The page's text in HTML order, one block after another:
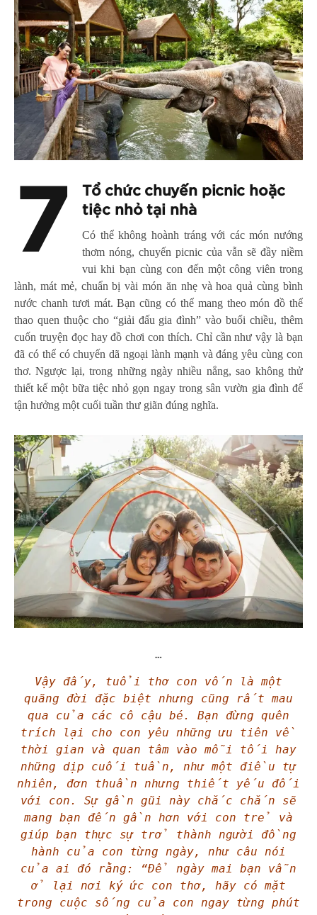
7
Tổ chức chuyến picnic hoặc
tiệc nhỏ tại nhà
Có thể không hoành tráng với các món nướng
thơm nóng, chuyến picnic của vẫn sẽ đầy niềm
vui khi bạn cùng con đến một công viên trong
lành, mát mẻ, chuẩn bị vài món ăn nhẹ và hoa quả cùng bình
nước chanh tươi mát. Bạn cũng có thể mang theo món đồ thể
thao quen thuộc cho “giải đấu gia đình” vào buổi chiều, thêm
cuốn truyện đọc hay đồ chơi con thích. Chỉ cần như vậy là bạn
đã có thể có chuyến dã ngoại lành mạnh và đáng yêu cùng con
thơ. Ngược lại, trong những ngày nhiều nắng, sao không thử
thiết kế một bữa tiệc nhỏ gọn ngay trong sân vườn gia đình để
tận hưởng một cuối tuần thư giãn đúng nghĩa.
┄
Vậy đấy, tuổi thơ con vốn là một
quãng đời đặc biệt nhưng cũng rất mau
qua của các cô cậu bé. Bạn đừng quên
trích lại cho con yêu những ưu tiên về
thời gian và quan tâm vào mỗi tối hay
những dịp cuối tuần, như một điều tự
nhiên, đơn thuần nhưng thiết yếu đối
với con. Sự gần gũi này chắc chắn sẽ
mang bạn đến gần hơn với con trẻ và
giúp bạn thực sự trở thành người đồng
hành của con từng ngày, như câu nói
của ai đó rằng: “Để ngày mai bạn vẫn
ở lại nơi ký ức con thơ, hãy có mặt
trong cuộc sống của con ngay từng phút